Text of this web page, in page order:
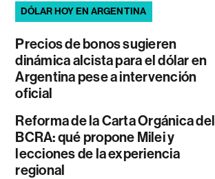
DÓLAR HOY EN ARGENTINA
Precios de bonos sugieren
dinámica alcista para el dólar en
Argentina pese a intervención
oficial
Reforma de la Carta Orgánica del
BCRA: qué propone Milei y
lecciones de la experiencia
regional